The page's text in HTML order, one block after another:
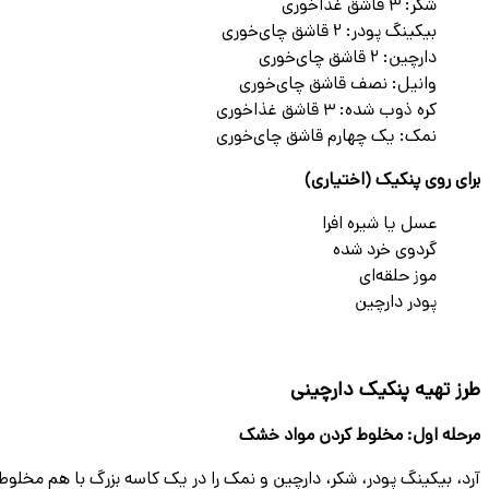
شکر: 3 قاشق غذاخوری
بیکینگ پودر: 2 قاشق چای‌خوری
دارچین: 2 قاشق چای‌خوری
وانیل: نصف قاشق چای‌خوری
کره ذوب شده: 3 قاشق غذاخوری
نمک: یک چهارم قاشق چای‌خوری
برای روی پنکیک (اختیاری)
عسل یا شیره افرا
گردوی خرد شده
موز حلقه‌ای
پودر دارچین
طرز تهیه پنکیک دارچینی
مرحله اول: مخلوط کردن مواد خشک
آرد، بیکینگ پودر، شکر، دارچین و نمک را در یک کاسه بزرگ با هم